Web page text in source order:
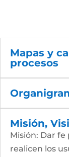
Mapas y
procesos
Misión,
Misión: Dar fe
realicen los